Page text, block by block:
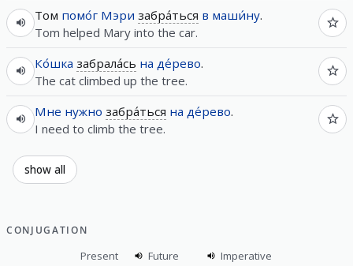
Том помо́г Мэри забра́ться в маши́ну.
Tom helped Mary into the car.
Ко́шка забрала́сь на де́рево.
The cat climbed up the tree.
Мне нужно забра́ться на де́рево.
I need to climb the tree.
show all
CONJUGATION
Present
Future
Imperative